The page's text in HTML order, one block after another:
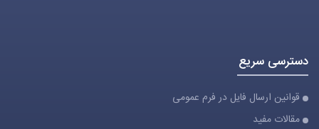
دسترسی سریع
قوانین ارسال فایل در فرم عمومی
مقالات مفید